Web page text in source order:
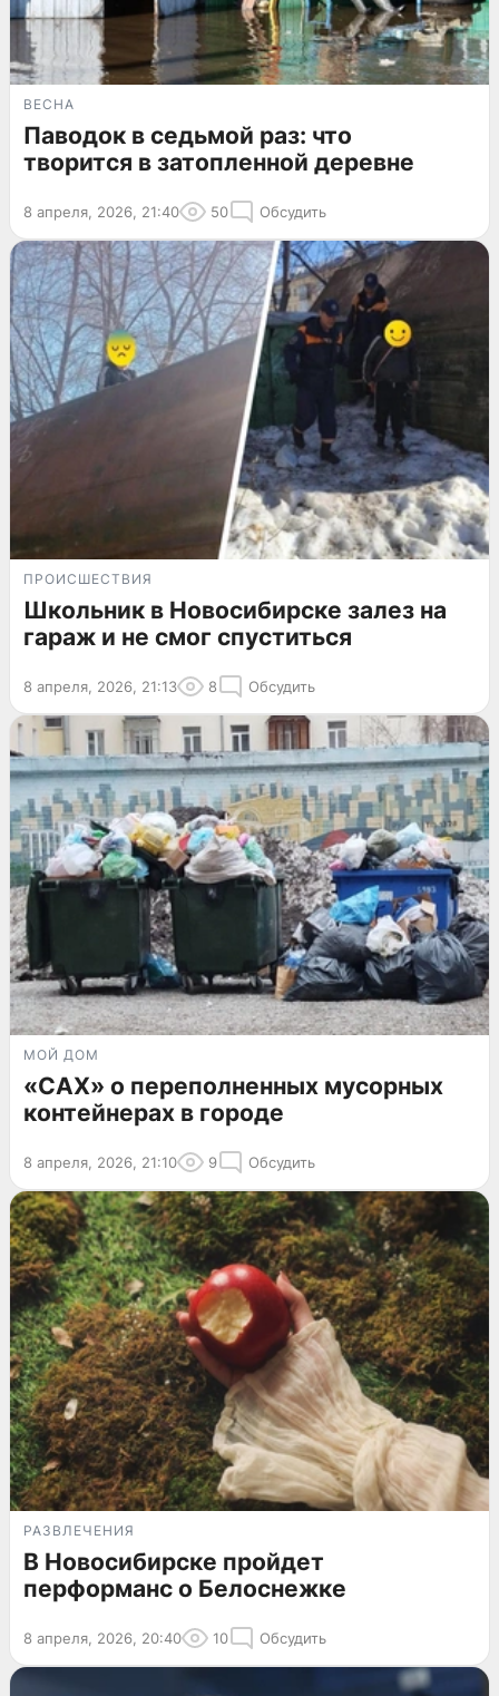
ВЕСНА
Паводок в седьмой раз: что
творится в затопленной деревне
8 апреля, 2026, 21:40 50 Обсудить
ПРОИСШЕСТВИЯ
Школьник в Новосибирске залез на
гараж и не смог спуститься
8 апреля, 2026, 21:13 8 Обсудить
МОЙ ДОМ
«САХ» о переполненных мусорных
контейнерах в городе
8 апреля, 2026, 21:10 9 Обсудить
РАЗВЛЕЧЕНИЯ
В Новосибирске пройдет
перформанс о Белоснежке
8 апреля, 2026, 20:40 10 Обсудить